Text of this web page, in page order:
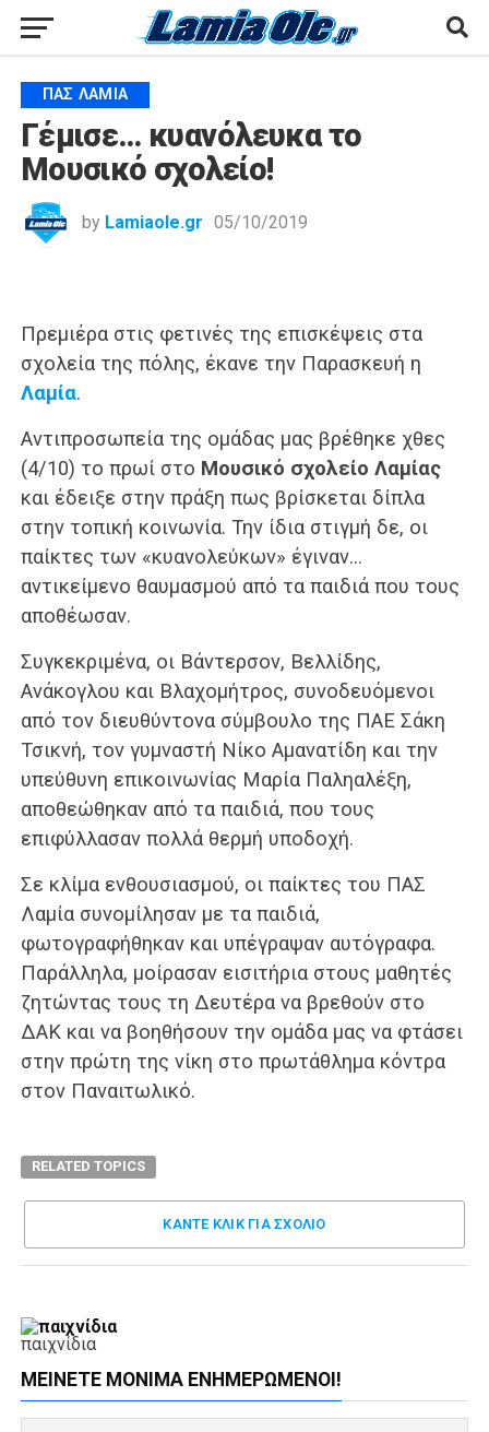
ΠΑΣ ΛΑΜΊΑ
Γέμισε… κυανόλευκα το
Μουσικό σχολείο!
by Lamiaole.gr 05/10/2019
Πρεμιέρα στις φετινές της επισκέψεις στα
σχολεία της πόλης, έκανε την Παρασκευή η
Λαμία.
Αντιπροσωπεία της ομάδας μας βρέθηκε χθες
(4/10) το πρωί στο Μουσικό σχολείο Λαμίας
και έδειξε στην πράξη πως βρίσκεται δίπλα
στην τοπική κοινωνία. Την ίδια στιγμή δε, οι
παίκτες των «κυανολεύκων» έγιναν…
αντικείμενο θαυμασμού από τα παιδιά που τους
αποθέωσαν.
Συγκεκριμένα, οι Βάντερσον, Βελλίδης,
Ανάκογλου και Βλαχομήτρος, συνοδευόμενοι
από τον διευθύντονα σύμβουλο της ΠΑΕ Σάκη
Τσικνή, τον γυμναστή Νίκο Αμανατίδη και την
υπεύθυνη επικοινωνίας Μαρία Παληαλέξη,
αποθεώθηκαν από τα παιδιά, που τους
επιφύλλασαν πολλά θερμή υποδοχή.
Σε κλίμα ενθουσιασμού, οι παίκτες του ΠΑΣ
Λαμία συνομίλησαν με τα παιδιά,
φωτογραφήθηκαν και υπέγραψαν αυτόγραφα.
Παράλληλα, μοίρασαν εισιτήρια στους μαθητές
ζητώντας τους τη Δευτέρα να βρεθούν στο
ΔΑΚ και να βοηθήσουν την ομάδα μας να φτάσει
στην πρώτη της νίκη στο πρωτάθλημα κόντρα
στον Παναιτωλικό.
RELATED TOPICS
ΚΑΝΤΕ ΚΛΊΚ ΓΙΑ ΣΧΌΛΙΟ
παιχνίδια
ΜΕΊΝΕΤΕ ΜΌΝΙΜΑ ΕΝΗΜΕΡΏΜΕΝΟΙ!